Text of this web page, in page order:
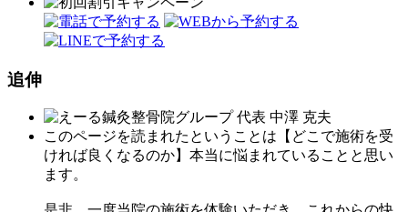
追伸
このページを読まれたということは【どこで施術を受
ければ良くなるのか】本当に悩まれていることと思い
ます。